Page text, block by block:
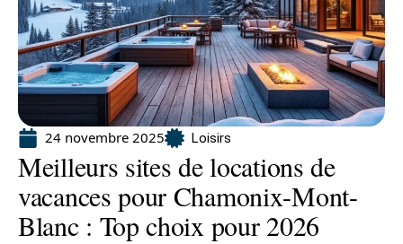
24 novembre 2025 Loisirs
Meilleurs sites de locations de
vacances pour Chamonix-Mont-
Blanc : Top choix pour 2026